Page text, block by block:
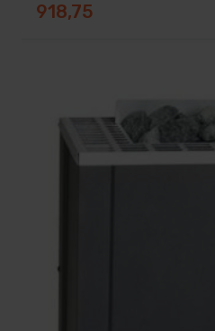
918,75